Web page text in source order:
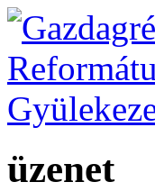
üzenet